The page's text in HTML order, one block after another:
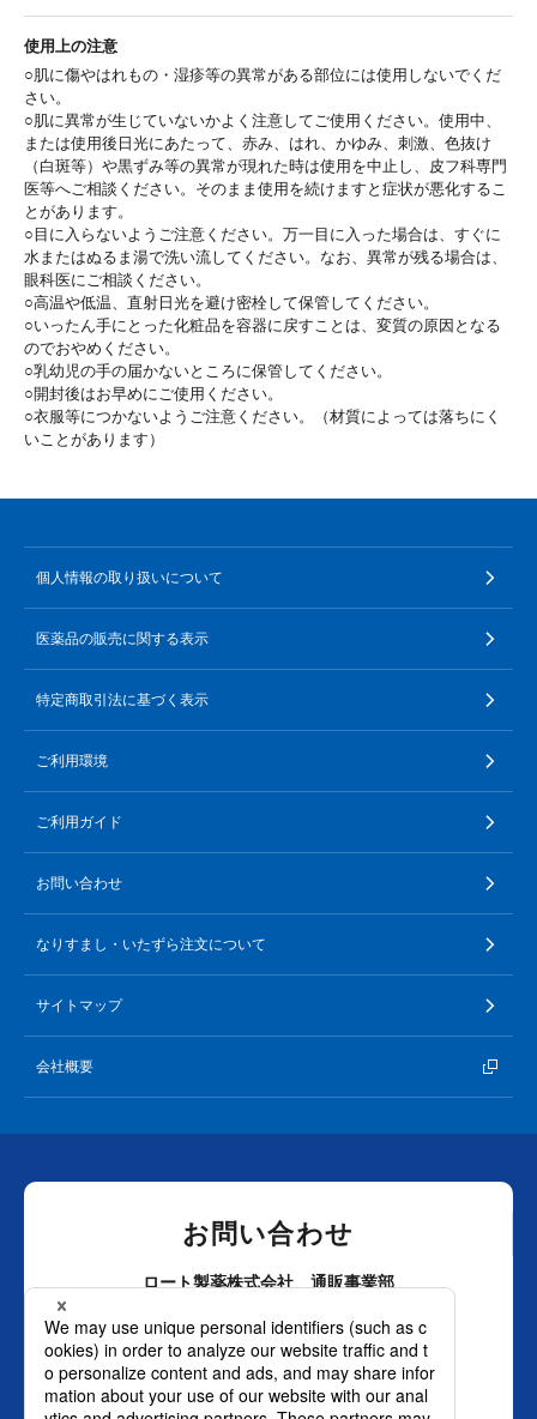
使用上の注意
○肌に傷やはれもの・湿疹等の異常がある部位には使用しないでくだ
さい。
○肌に異常が生じていないかよく注意してご使用ください。使用中、
または使用後日光にあたって、赤み、はれ、かゆみ、刺激、色抜け
（白斑等）や黒ずみ等の異常が現れた時は使用を中止し、皮フ科専門
医等へご相談ください。そのまま使用を続けますと症状が悪化するこ
とがあります。
○目に入らないようご注意ください。万一目に入った場合は、すぐに
水またはぬるま湯で洗い流してください。なお、異常が残る場合は、
眼科医にご相談ください。
○高温や低温、直射日光を避け密栓して保管してください。
○いったん手にとった化粧品を容器に戻すことは、変質の原因となる
のでおやめください。
○乳幼児の手の届かないところに保管してください。
○開封後はお早めにご使用ください。
○衣服等につかないようご注意ください。（材質によっては落ちにく
いことがあります）
個人情報の取り扱いについて
医薬品の販売に関する表示
特定商取引法に基づく表示
ご利用環境
ご利用ガイド
お問い合わせ
なりすまし・いたずら注文について
サイトマップ
会社概要
お問い合わせ
ロート製薬株式会社 通販事業部
0120-880-610
月～土：9時～21時 日祝：9時～18時
（年末年始を除く）
おかけ間違いのないようご注意ください。